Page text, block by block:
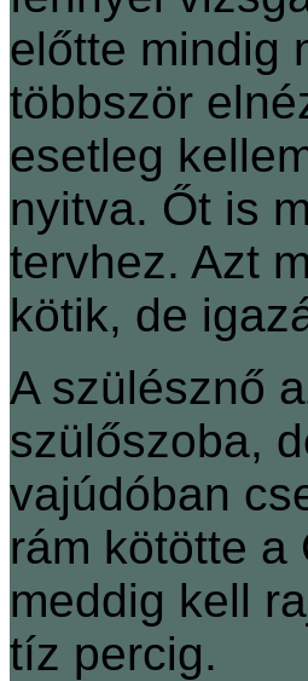
előtte mindig
többször
esetleg
nyitva. Őt is
tervhez. Azt
kötik, de
A szülésznő
szülőszoba,
vajúdóban
rám kötötte a
meddig kell
tíz percig.